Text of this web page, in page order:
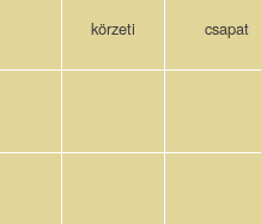
körzeti csapat